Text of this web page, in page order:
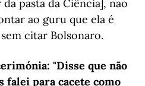
pasta da Ciência], não
ao guru que ela é
citar Bolsonaro.
"Disse que não
falei para cacete como